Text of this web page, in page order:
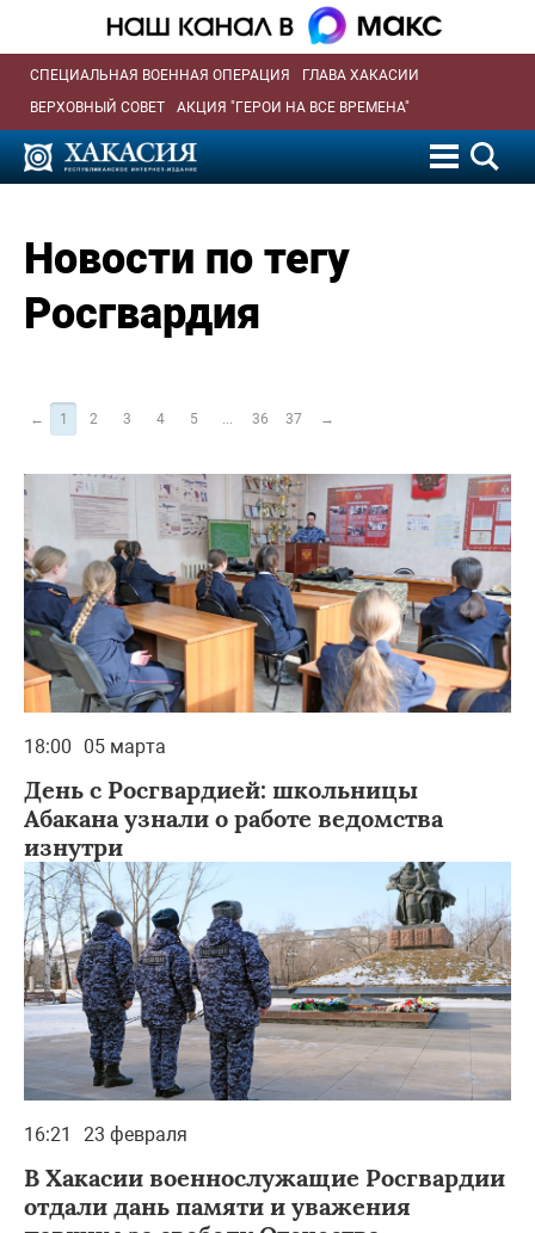
СПЕЦИАЛЬНАЯ ВОЕННАЯ ОПЕРАЦИЯ
ГЛАВА ХАКАСИИ
ВЕРХОВНЫЙ СОВЕТ
АКЦИЯ "ГЕРОИ НА ВСЕ ВРЕМЕНА"
Новости по тегу
Росгвардия
← 1 2 3 4 5 36 37 →
18:00 05 марта
День с Росгвардией: школьницы
Абакана узнали о работе ведомства
изнутри
16:21 23 февраля
В Хакасии военнослужащие Росгвардии
отдали дань памяти и уважения